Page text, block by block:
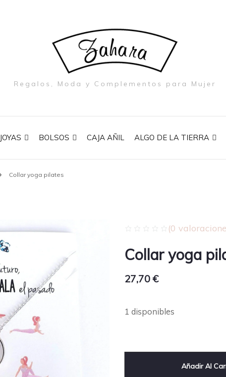
Regalos, Moda y Complementos para Mujer
JOYAS BOLSOS CAJA AÑIL ALGO DE LA TIERRA
Collar yoga pilates
(0
Collar yoga
27,70€
1 disponibles
Añadir Al